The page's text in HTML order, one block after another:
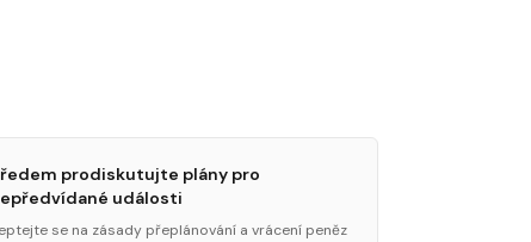
prodiskutujte plány pro
události
se na zásady přeplánování a vrácení peněz